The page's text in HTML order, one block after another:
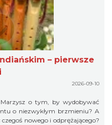
– pierwsze
2026-09-10
o niezwykłym brzmieniu? A
nowego i odprężającego?